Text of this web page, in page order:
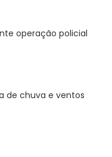
operação policial
de chuva e ventos